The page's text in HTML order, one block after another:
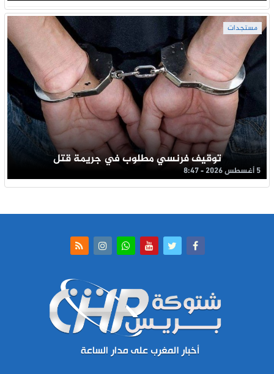
مستجدات
توقيف فرنسي مطلوب في جريمة قتل
5 أغسطس 2026 - 8:47